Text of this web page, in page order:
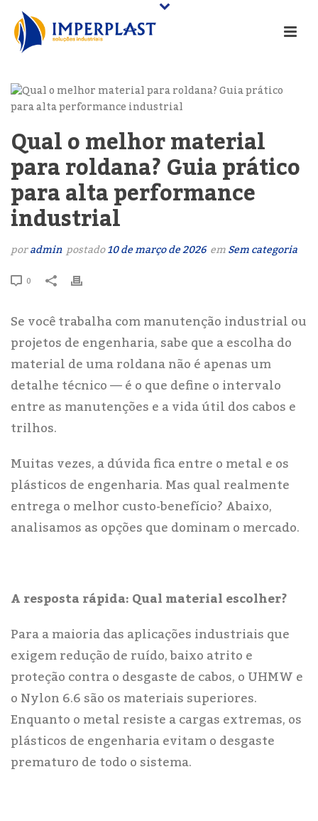
Qual o melhor material
para roldana? Guia prático
para alta performance
industrial
poradmin postado10 de março de 2026 emSem categoria
0
Se você trabalha com manutenção industrial ou
projetos de engenharia, sabe que a escolha do
material de uma roldana não é apenas um
detalhe técnico — é o que define o intervalo
entre as manutenções e a vida útil dos cabos e
trilhos.
Muitas vezes, a dúvida fica entre o metal e os
plásticos de engenharia. Mas qual realmente
entrega o melhor custo-benefício? Abaixo,
analisamos as opções que dominam o mercado.
A resposta rápida: Qual material escolher?
Para a maioria das aplicações industriais que
exigem redução de ruído, baixo atrito e
proteção contra o desgaste de cabos, o UHMW e
o Nylon 6.6 são os materiais superiores.
Enquanto o metal resiste a cargas extremas, os
plásticos de engenharia evitam o desgaste
prematuro de todo o sistema.